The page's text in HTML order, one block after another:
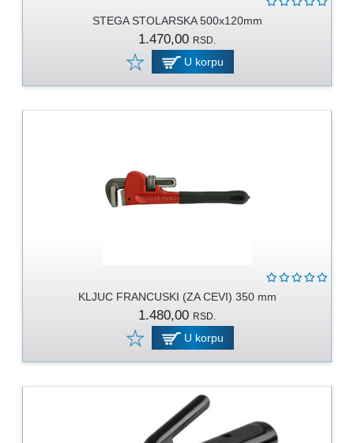
STEGA STOLARSKA 500x120mm
1.470,00 RSD.
U korpu
KLJUC FRANCUSKI (ZA CEVI) 350 mm
1.480,00 RSD.
U korpu